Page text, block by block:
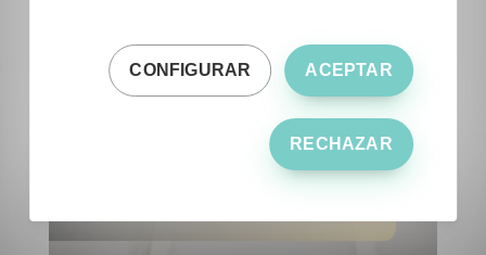
ACEPTAR
CONFIGURAR
RECHAZAR